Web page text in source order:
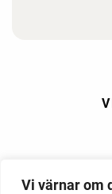
Vi värnar om